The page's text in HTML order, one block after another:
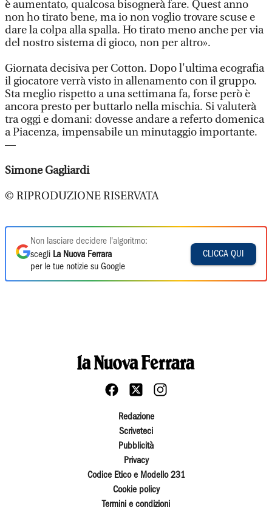
è aumentato, qualcosa bisognerà fare. Quest anno
non ho tirato bene, ma io non voglio trovare scuse e
dare la colpa alla spalla. Ho tirato meno anche per via
del nostro sistema di gioco, non per altro».
Giornata decisiva per Cotton. Dopo l'ultima ecografia
il giocatore verrà visto in allenamento con il gruppo.
Sta meglio rispetto a una settimana fa, forse però è
ancora presto per buttarlo nella mischia. Si valuterà
tra oggi e domani: dovesse andare a referto domenica
a Piacenza, impensabile un minutaggio importante.
—
Simone Gagliardi
© RIPRODUZIONE RISERVATA
Non lasciare decidere l'algoritmo:
scegli La Nuova Ferrara
per le tue notizie su Google
CLICCA QUI
Redazione
Scriveteci
Pubblicità
Privacy
Codice Etico e Modello 231
Cookie policy
Termini e condizioni